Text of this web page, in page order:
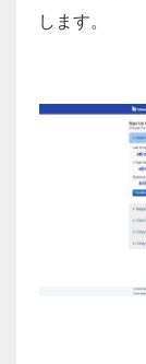
します。